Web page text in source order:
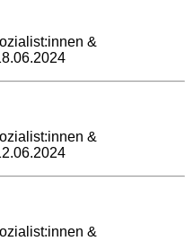
&
&
&